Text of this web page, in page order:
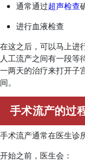
通常通过超声检查
进行血液检查
在这之后，可以马上进
人工流产之间有一段等
一两天的治疗来打开子
间。
手术流产的过
手术流产通常在医生诊
开始之前，医生会：